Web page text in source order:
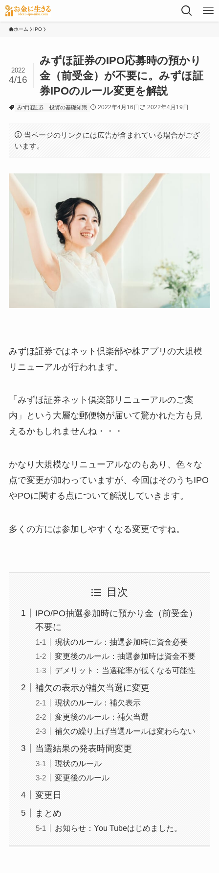
ホーム IPO
みずほ証券のIPO応募時の預かり
金（前受金）が不要に。みずほ証
券IPOのルール変更を解説
2022
4/16
みずほ証券 投資の基礎知識 2022年4月16日 2022年4月19日
当ページのリンクには広告が含まれている場合がござ
います。
みずほ証券ではネット倶楽部や株アプリの大規模
リニューアルが行われます。
「みずほ証券ネット倶楽部リニューアルのご案
内」という大層な郵便物が届いて驚かれた方も見
えるかもしれませんね・・・
かなり大規模なリニューアルなのもあり、色々な
点で変更が加わっていますが、今回はそのうちIPO
やPOに関する点について解説していきます。
多くの方には参加しやすくなる変更ですね。
目次
IPO/PO抽選参加時に預かり金（前受金）
不要に
現状のルール：抽選参加時に資金必要
変更後のルール：抽選参加時は資金不要
デメリット：当選確率が低くなる可能性
補欠の表示が補欠当選に変更
現状のルール：補欠表示
変更後のルール：補欠当選
補欠の繰り上げ当選ルールは変わらない
当選結果の発表時間変更
現状のルール
変更後のルール
変更日
まとめ
お知らせ：You Tubeはじめました。